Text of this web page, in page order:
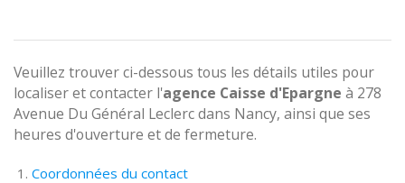
Veuillez trouver ci-dessous tous les détails utiles pour
localiser et contacter l'agence Caisse d'Epargne à 278
Avenue Du Général Leclerc dans Nancy, ainsi que ses
heures d'ouverture et de fermeture.
Coordonnées du contact